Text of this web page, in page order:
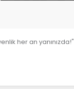
her an yanınızda!"